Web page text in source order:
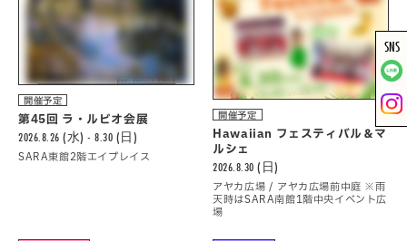
開催予定
第45回 ラ・ルビオ会展
2026.8.26 (水) - 8.30 (日)
SARA東館2階エイプレイス
開催予定
Hawaiian フェスティバル＆マ
ルシェ
2026.8.30 (日)
アヤカ広場 / アヤカ広場前中庭 ※雨
天時はSARA南館1階中央イベント広
場
SNS